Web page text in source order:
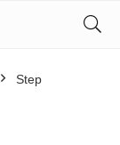
‎Step